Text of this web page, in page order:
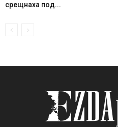
срещнаха под...